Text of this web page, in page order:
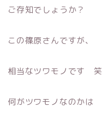
ご存知でしょうか？
この篠原さんですが、
相当なツワモノです 笑
何がツワモノなのかは